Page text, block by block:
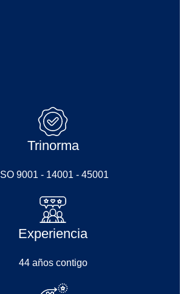
Trinorma
ISO 9001 - 14001 - 45001
Experiencia
44 años contigo